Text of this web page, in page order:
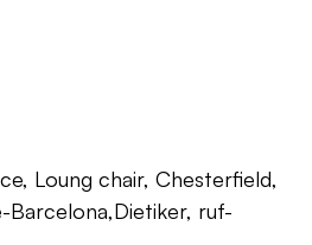
Loung chair, Chesterfield,
Barcelona,Dietiker, ruf-